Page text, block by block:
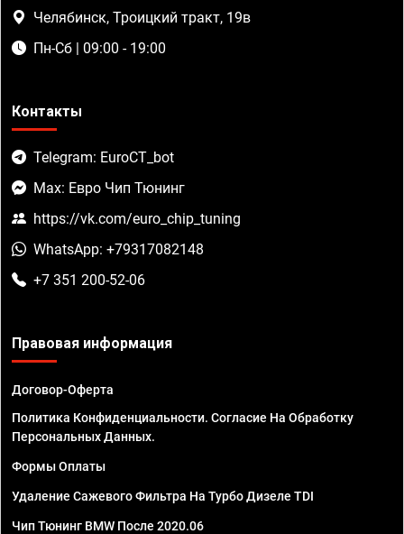
Челябинск, Троицкий тракт, 19в
Пн-Сб | 09:00 - 19:00
Контакты
Telegram: EuroCT_bot
Max: Евро Чип Тюнинг
https://vk.com/euro_chip_tuning
WhatsApp: +79317082148
+7 351 200-52-06
Правовая информация
Договор-Оферта
Политика Конфиденциальности. Согласие На Обработку
Персональных Данных.
Формы Оплаты
Удаление Сажевого Фильтра На Турбо Дизеле TDI
Чип Тюнинг BMW После 2020.06